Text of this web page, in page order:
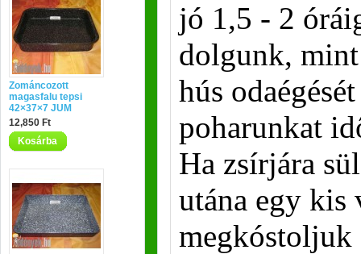
Zománcozott
magasfalu tepsi
42×37×7 JUM
12,850 Ft
Kosárba
jó 1,5 - 2
dolgunk,
hús
poharunkat
Ha zsírjára
utána egy kis